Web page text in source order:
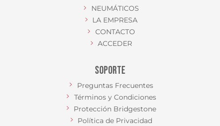
NEUMÁTICOS
LA EMPRESA
CONTACTO
ACCEDER
SOPORTE
Preguntas Frecuentes
Términos y Condiciones
Protección Bridgestone
Política de Privacidad